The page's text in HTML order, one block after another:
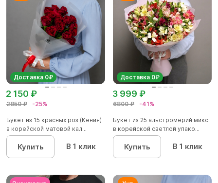
Доставка 0₽
2850 ₽ -25%
2 150 ₽
Букет из 15 красных роз (Кения)
в корейской матовой кал...
Купить В 1 клик
Доставка 0₽
6800 ₽ -41%
3 999 ₽
Букет из 25 альстромерий микс
в корейской светлой упако...
Купить В 1 клик